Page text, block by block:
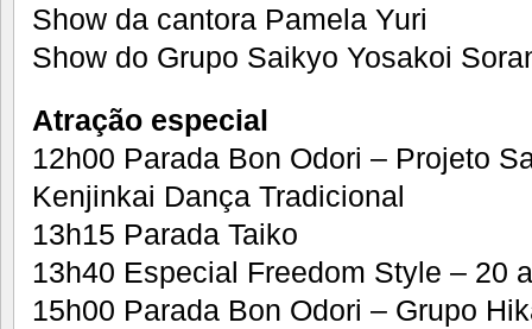
Show da cantora Pamela Yuri
Show do Grupo Saikyo Yosakoi
Atração especial
12h00 Parada Bon Odori – Projeto
Kenjinkai Dança Tradicional
13h15 Parada Taiko
13h40 Especial Freedom Style – 20
15h00 Parada Bon Odori – Grupo